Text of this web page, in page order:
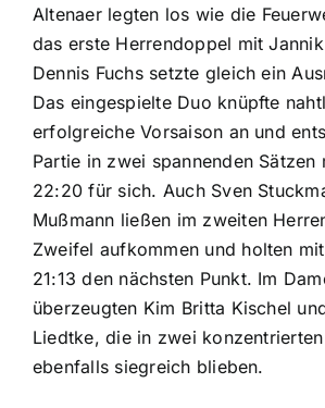
Altenaer legten los wie die
das erste Herrendoppel mit
Dennis Fuchs setzte gleich ein
Das eingespielte Duo knüpfte
erfolgreiche Vorsaison an und
Partie in zwei spannenden Sätzen
22:20 für sich. Auch Sven
Mußmann ließen im zweiten
Zweifel aufkommen und holten
21:13 den nächsten Punkt. Im
überzeugten Kim Britta Kischel
Liedtke, die in zwei
ebenfalls siegreich blieben.